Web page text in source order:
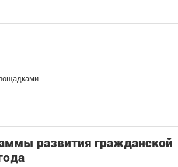
развития гражданской